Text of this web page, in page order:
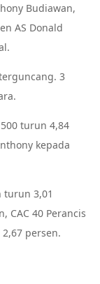
Budiawan,
AS Donald
3
turun 4,84
kepada
turun 3,01
CAC 40 Perancis
persen.